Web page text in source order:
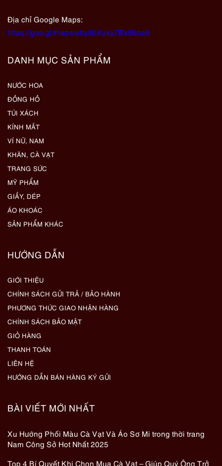
Địa chỉ Google Maps:
https://goo.gl/maps/eby8bKyks7Bx89oa6
DANH MỤC SẢN PHẨM
NƯỚC HOA
ĐỒNG HỒ
TÚI XÁCH
KÍNH MẮT
VÍ NỮ, NAM
KHĂN, CÀ VẠT
TRANG SỨC
MỸ PHẨM
GIẦY, DÉP
ÁO KHOÁC
SẢN PHẨM KHÁC
HƯỚNG DẪN
GIỚI THIỆU
CHÍNH SÁCH GỬI TRẢ / BẢO HÀNH
PHƯƠNG THỨC GIAO NHẬN HÀNG
CHÍNH SÁCH BẢO MẬT
GIỎ HÀNG
THANH TOÁN
LIÊN HỆ
HƯỚNG DẪN BÁN HÀNG KÝ GỬI
BÀI VIẾT MỚI NHẤT
Xu Hướng Phối Màu Cà Vạt Và Áo Sơ Mi trong thời trang
Nam Công Sở Hot Nhất 2025
Top 4 Bí Quyết Khi Chọn Mua Cà Vạt – Giúp Quý Ông Trở